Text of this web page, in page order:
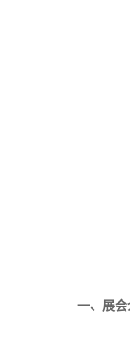
一、展会